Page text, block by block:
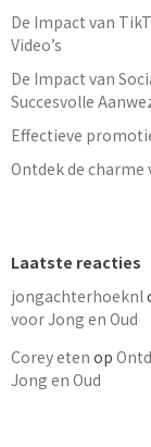
De Impact van
Video’s
De Impact van
Succesvolle
Effectieve
Ontdek de
Laatste reacties
jongachterhoeknl
voor Jong en Oud
Corey eten op
Jong en Oud